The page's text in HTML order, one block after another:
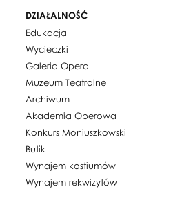
DZIAŁALNOŚĆ
Edukacja
Wycieczki
Galeria Opera
Muzeum Teatralne
Archiwum
Akademia Operowa
Konkurs Moniuszkowski
Butik
Wynajem kostiumów
Wynajem rekwizytów